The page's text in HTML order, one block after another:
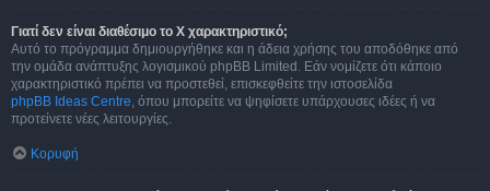
Γιατί δεν είναι διαθέσιμο το Χ χαρακτηριστικό;
Αυτό το πρόγραμμα δημιουργήθηκε και η άδεια χρήσης του αποδόθηκε από
την ομάδα ανάπτυξης λογισμικού phpBB Limited. Εάν νομίζετε ότι κάποιο
χαρακτηριστικό πρέπει να προστεθεί, επισκεφθείτε την ιστοσελίδα
phpBB Ideas Centre, όπου μπορείτε να ψηφίσετε υπάρχουσες ιδέες ή να
προτείνετε νέες λειτουργίες.
Κορυφή